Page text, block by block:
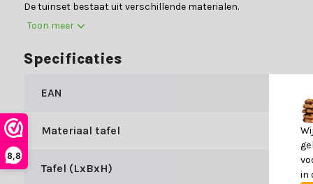
8,8
De tuinset bestaat uit verschillende materialen.
De tafel is gemaakt van:
De stoelen zijn gemaakt van:
Om zo lang mogelijk van jouw tuinset te kunnen genieten
nodig hebt over het onderhoud van onze materialen.
Specificaties
Vorm tafelblad:
Toon meer
Specificaties
EAN
Materiaal tafel
Tafel (LxBxH)
in